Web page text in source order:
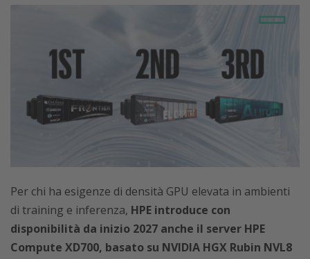
Per chi ha esigenze di densità GPU elevata in ambienti
di training e inferenza, HPE introduce con
disponibilità da inizio 2027 anche il server HPE
Compute XD700, basato su NVIDIA HGX Rubin NVL8